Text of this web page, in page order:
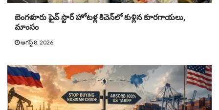
బెంగళూరు ఫైవ్ స్టార్ హోటళ్ల కిచెన్‌లో కుళ్లిన కూరగాయలు,
మాంసం
ఆగస్ట్ 8, 2026